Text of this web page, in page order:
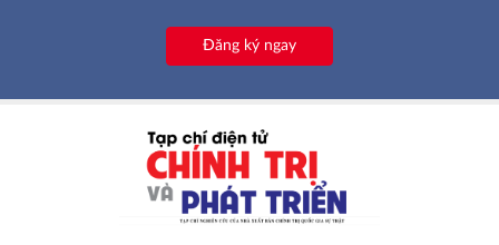
Đăng ký ngay